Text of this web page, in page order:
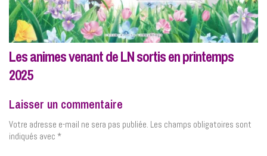
Les animes venant de LN sortis en printemps
2025
Laisser un commentaire
Votre adresse e-mail ne sera pas publiée. Les champs obligatoires sont
indiqués avec *